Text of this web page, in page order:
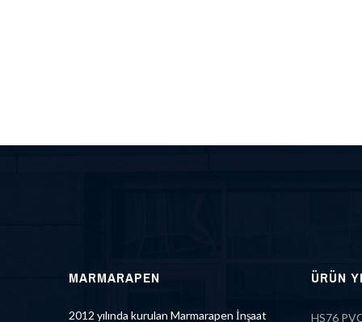
MARMARAPEN
2012 yılında kurulan Marmarapen İnşaat
ÜRÜN
HS76